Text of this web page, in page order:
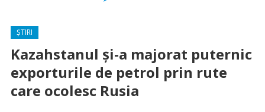
ȘTIRI
Kazahstanul și-a majorat puternic
exporturile de petrol prin rute
care ocolesc Rusia